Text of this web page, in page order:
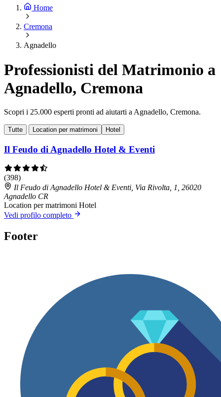
Home
Cremona
Agnadello
Professionisti del Matrimonio a
Agnadello, Cremona
Scopri i 25.000 esperti pronti ad aiutarti a Agnadello, Cremona.
Tutte Location per matrimoni Hotel
Il Feudo di Agnadello Hotel & Eventi
(398)
Il Feudo di Agnadello Hotel & Eventi, Via Rivolta, 1, 26020
Agnadello CR
Location per matrimoni Hotel
Vedi profilo completo
Footer